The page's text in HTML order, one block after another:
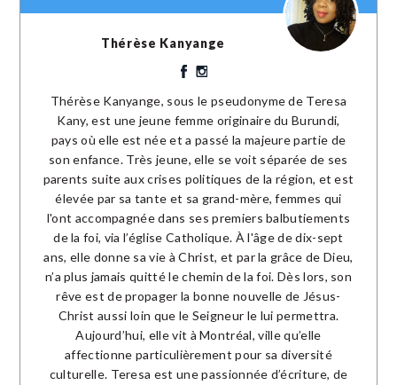
Thérèse Kanyange
Thérèse Kanyange, sous le pseudonyme de Teresa
Kany, est une jeune femme originaire du Burundi,
pays où elle est née et a passé la majeure partie de
son enfance. Très jeune, elle se voit séparée de ses
parents suite aux crises politiques de la région, et est
élevée par sa tante et sa grand-mère, femmes qui
l'ont accompagnée dans ses premiers balbutiements
de la foi, via l’église Catholique. À l'âge de dix-sept
ans, elle donne sa vie à Christ, et par la grâce de Dieu,
n’a plus jamais quitté le chemin de la foi. Dès lors, son
rêve est de propager la bonne nouvelle de Jésus-
Christ aussi loin que le Seigneur le lui permettra.
Aujourd’hui, elle vit à Montréal, ville qu’elle
affectionne particulièrement pour sa diversité
culturelle. Teresa est une passionnée d’écriture, de